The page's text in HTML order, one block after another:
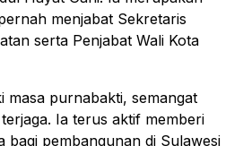
menjabat Sekretaris
serta Penjabat Wali Kota
masa purnabakti, semangat
Ia terus aktif memberi
bagi pembangunan di Sulawesi